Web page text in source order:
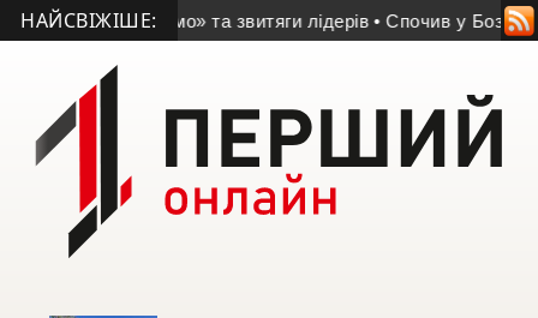
НАЙСВІЖІШЕ:
«Динамо» та звитяги лідерів • Спочив у Бозі відомий